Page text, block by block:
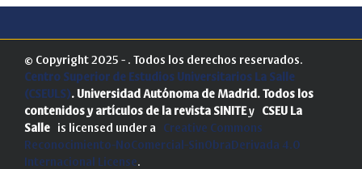
© Copyright 2025 - . Todos los derechos reservados.
Centro Superior de Estudios Universitarios La Salle
(CSEULS). Universidad Autónoma de Madrid. Todos los
contenidos y artículos de la revista SINITEy CSEU La
Salle is licensed under a Creative Commons
Reconocimiento-NoComercial-SinObraDerivada 4.0
Internacional License.